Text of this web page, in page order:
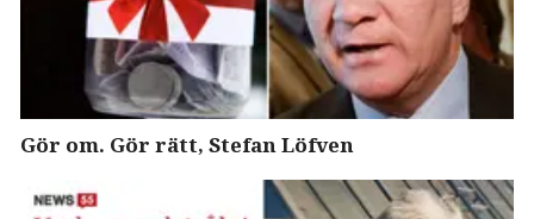
Gör om. Gör rätt, Stefan Löfven